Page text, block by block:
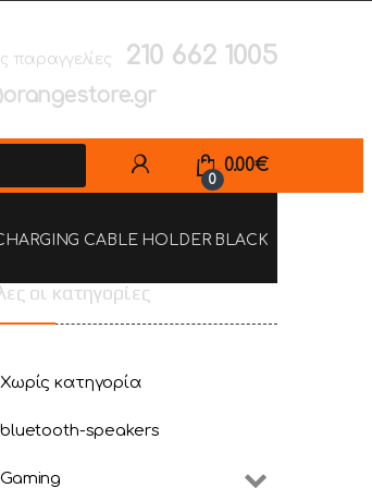
παραγγελίες 210 662 1005
0
0.00€
CABLE HOLDER BLACK
οι κατηγορίες
Χωρίς κατηγορία
bluetooth-speakers
Gaming